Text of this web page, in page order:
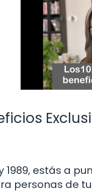
1989, estás a
personas de